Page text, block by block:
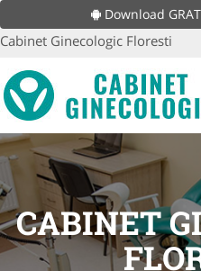
Download
Cabinet Ginecologic Floresti
CABINET